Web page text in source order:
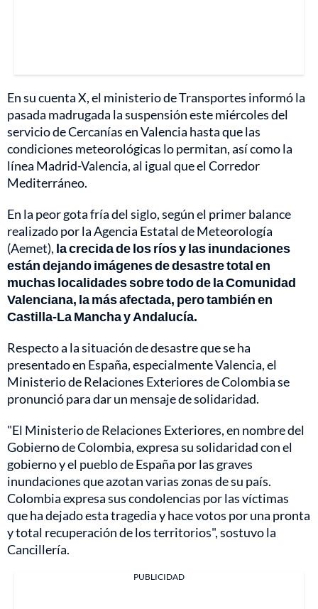
En su cuenta X, el ministerio de Transportes informó la
pasada madrugada la suspensión este miércoles del
servicio de Cercanías en Valencia hasta que las
condiciones meteorológicas lo permitan, así como la
línea Madrid-Valencia, al igual que el Corredor
Mediterráneo.
En la peor gota fría del siglo, según el primer balance
realizado por la Agencia Estatal de Meteorología
(Aemet), la crecida de los ríos y las inundaciones
están dejando imágenes de desastre total en
muchas localidades sobre todo de la Comunidad
Valenciana, la más afectada, pero también en
Castilla-La Mancha y Andalucía.
Respecto a la situación de desastre que se ha
presentado en España, especialmente Valencia, el
Ministerio de Relaciones Exteriores de Colombia se
pronunció para dar un mensaje de solidaridad.
"El Ministerio de Relaciones Exteriores, en nombre del
Gobierno de Colombia, expresa su solidaridad con el
gobierno y el pueblo de España por las graves
inundaciones que azotan varias zonas de su país.
Colombia expresa sus condolencias por las víctimas
que ha dejado esta tragedia y hace votos por una pronta
y total recuperación de los territorios", sostuvo la
Cancillería.
PUBLICIDAD